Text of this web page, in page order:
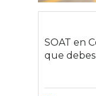
SOAT en
que